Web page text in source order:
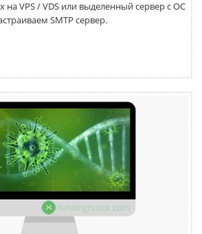
на VPS / VDS или выделенный сервер с ОС
SMTP сервер.